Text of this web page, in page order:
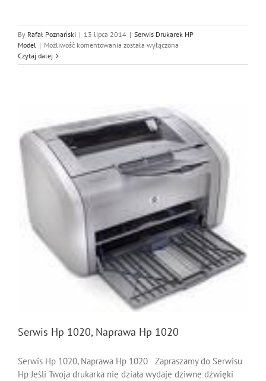
By Rafał Poznański | 13 lipca 2014 | Serwis Drukarek HP
Model | Możliwość komentowania Serwis
3940,
została wyłączona
Czytaj dalej
Serwis Hp 1020, Naprawa Hp 1020
Serwis Hp 1020, Naprawa Hp 1020 Zapraszamy do Serwisu
Hp Jeśli Twoja drukarka nie działa wydaje dziwne dźwięki